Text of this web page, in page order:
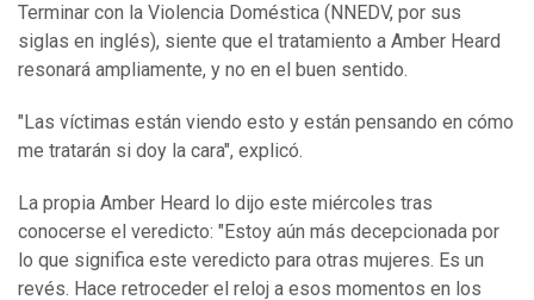
Terminar con la Violencia Doméstica (NNEDV, por sus
siglas en inglés), siente que el tratamiento a Amber Heard
resonará ampliamente, y no en el buen sentido.
"Las víctimas están viendo esto y están pensando en cómo
me tratarán si doy la cara", explicó.
La propia Amber Heard lo dijo este miércoles tras
conocerse el veredicto: "Estoy aún más decepcionada por
lo que significa este veredicto para otras mujeres. Es un
revés. Hace retroceder el reloj a esos momentos en los